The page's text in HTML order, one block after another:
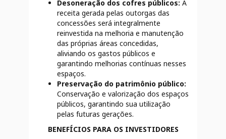
Desoneração dos cofres públicos: A
receita gerada pelas outorgas das
concessões será integralmente
reinvestida na melhoria e manutenção
das próprias áreas concedidas,
aliviando os gastos públicos e
garantindo melhorias contínuas nesses
espaços.
Preservação do patrimônio público:
Conservação e valorização dos espaços
públicos, garantindo sua utilização
pelas futuras gerações.
BENEFÍCIOS PARA OS INVESTIDORES